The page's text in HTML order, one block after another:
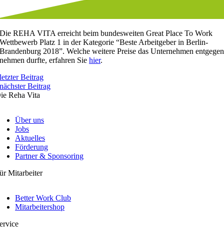
Die REHA VITA erreicht beim bundesweiten Great Place To Work
Wettbewerb Platz 1 in der Kategorie “Beste Arbeitgeber in Berlin-
Brandenburg 2018”. Welche weitere Preise das Unternehmen entgegen
nehmen durfte, erfahren Siehier.
letzter Beitrag
nächster Beitrag
Reha Vita
Über uns
Jobs
Aktuelles
Förderung
Partner & Sponsoring
Mitarbeiter
Better Work Club
Mitarbeitershop